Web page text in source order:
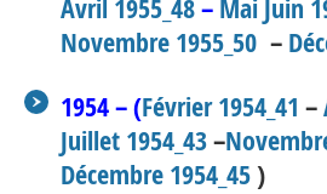
Avril 1955_48– Mai Juin
Novembre 1955_50 –
1954 – (Février 1954_41 –
Juillet 1954_43–
Décembre 1954_45)